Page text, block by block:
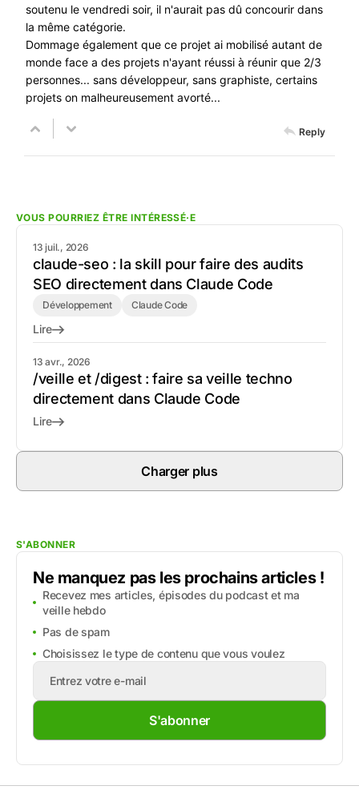
soutenu le vendredi soir, il n'aurait pas dû concourir dans
la même catégorie.
Dommage également que ce projet ai mobilisé autant de
monde face a des projets n'ayant réussi à réunir que 2/3
personnes... sans développeur, sans graphiste, certains
projets on malheureusement avorté...
Reply
VOUS POURRIEZ ÊTRE INTÉRESSÉ·E
13 juil., 2026
claude-seo : la skill pour faire des audits
SEO directement dans Claude Code
Développement Claude Code
Lire
13 avr., 2026
/veille et /digest : faire sa veille techno
directement dans Claude Code
Lire
Charger plus
S'ABONNER
Ne manquez pas les prochains articles !
Recevez mes articles, épisodes du podcast et ma
veille hebdo
Pas de spam
Choisissez le type de contenu que vous voulez
S'abonner